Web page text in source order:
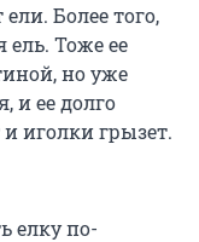
Более того,
Тоже ее
но уже
и ее долго
иголки грызет.
елку по-